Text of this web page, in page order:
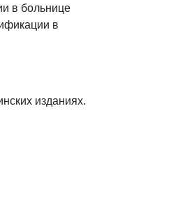
в больнице
в
изданиях.